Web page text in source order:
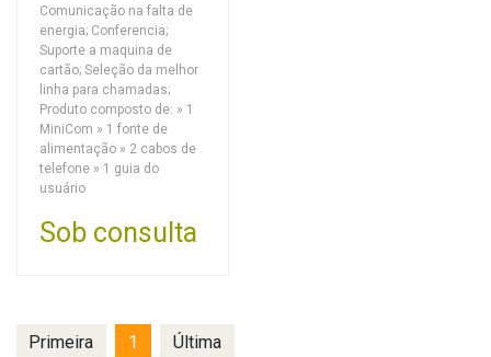
Comunicação na falta de
energia; Conferencia;
Suporte a maquina de
cartão; Seleção da melhor
linha para chamadas;
Produto composto de: » 1
MiniCom » 1 fonte de
alimentação » 2 cabos de
telefone » 1 guia do
usuário
Sob consulta
Primeira 1 Última